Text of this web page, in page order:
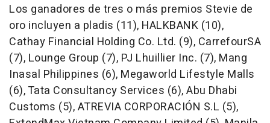
Los ganadores de tres o más premios Stevie de
oro incluyen a pladis (11), HALKBANK (10),
Cathay Financial Holding Co. Ltd. (9), CarrefourSA
(7), Lounge Group (7), PJ Lhuillier Inc. (7), Mang
Inasal Philippines (6), Megaworld Lifestyle Malls
(6), Tata Consultancy Services (6), Abu Dhabi
Customs (5), ATREVIA CORPORACIÓN S.L (5),